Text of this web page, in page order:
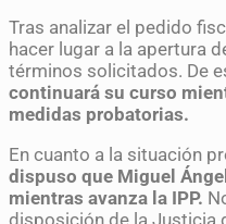
Tras analizar el pedido
hacer lugar a la apertura
términos solicitados. De
continuará su curso
medidas probatorias.
En cuanto a la situación
dispuso que Miguel
mientras avanza la IPP.